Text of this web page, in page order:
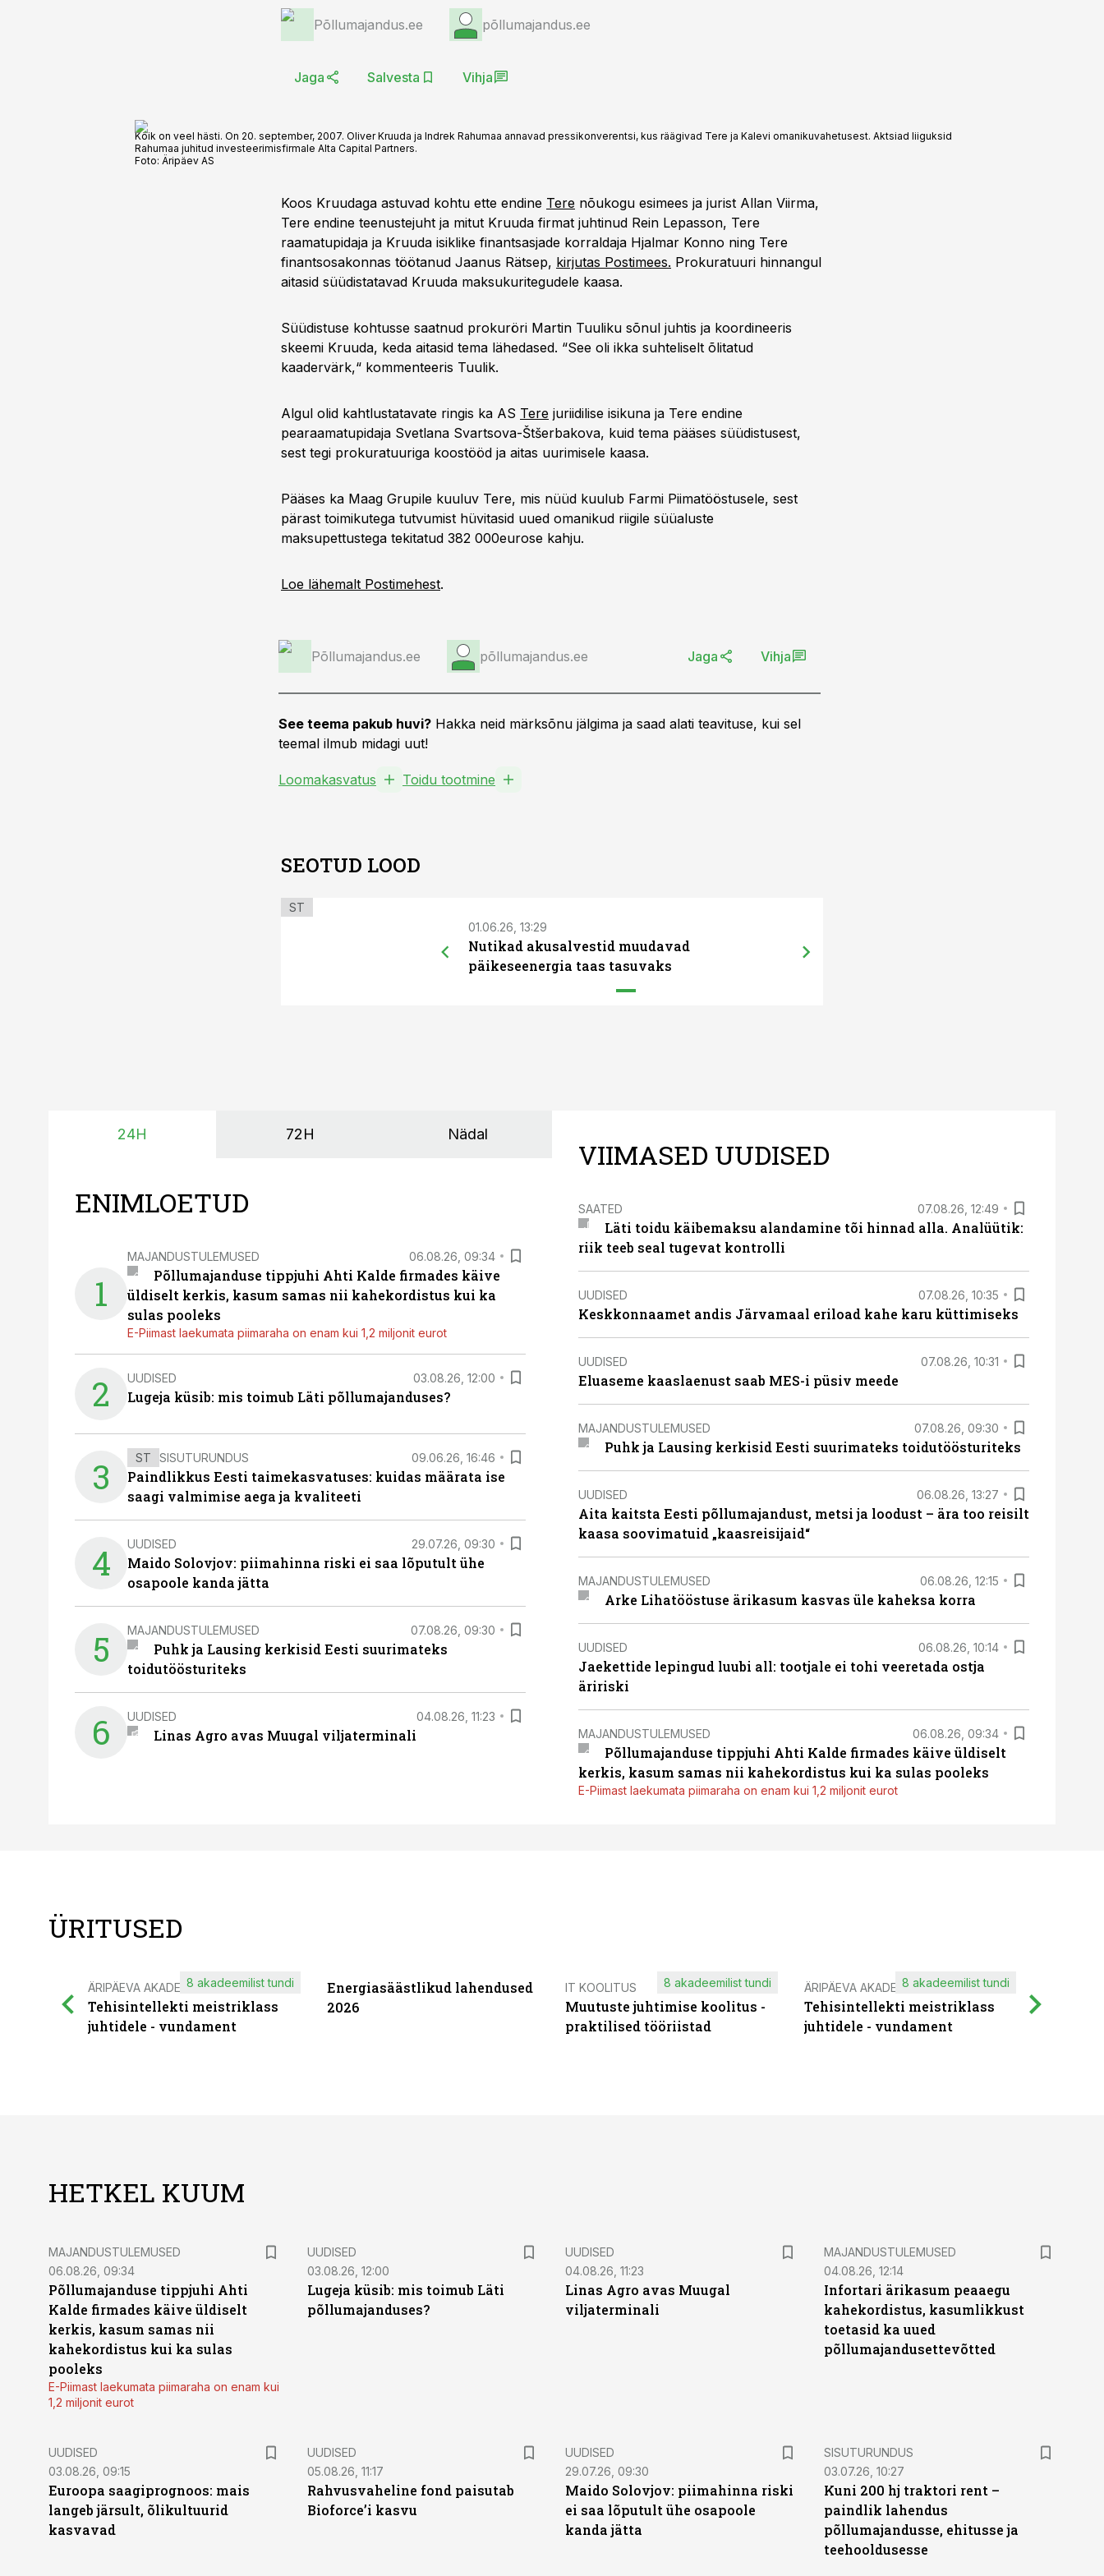
Põllumajandus.ee põllumajandus.ee
Jaga Salvesta Vihja
Kõik on veel hästi. On 20. september, 2007. Oliver Kruuda ja Indrek Rahumaa annavad pressikonverentsi, kus räägivad Tere ja Kalevi omanikuvahetusest. Aktsiad liiguksid
Rahumaa juhitud investeerimisfirmale Alta Capital Partners.
Foto: Äripäev AS
Koos Kruudaga astuvad kohtu ette endine Tere nõukogu esimees ja jurist Allan Viirma,
Tere endine teenustejuht ja mitut Kruuda firmat juhtinud Rein Lepasson, Tere
raamatupidaja ja Kruuda isiklike finantsasjade korraldaja Hjalmar Konno ning Tere
finantsosakonnas töötanud Jaanus Rätsep, kirjutas Postimees. Prokuratuuri hinnangul
aitasid süüdistatavad Kruuda maksukuritegudele kaasa.
Süüdistuse kohtusse saatnud prokuröri Martin Tuuliku sõnul juhtis ja koordineeris
skeemi Kruuda, keda aitasid tema lähedased. “See oli ikka suhteliselt õlitatud
kaadervärk,“ kommenteeris Tuulik.
Algul olid kahtlustatavate ringis ka AS Tere juriidilise isikuna ja Tere endine
pearaamatupidaja Svetlana Svartsova-Štšerbakova, kuid tema pääses süüdistusest,
sest tegi prokuratuuriga koostööd ja aitas uurimisele kaasa.
Pääses ka Maag Grupile kuuluv Tere, mis nüüd kuulub Farmi Piimatööstusele, sest
pärast toimikutega tutvumist hüvitasid uued omanikud riigile süüaluste
maksupettustega tekitatud 382 000eurose kahju.
Loe lähemalt Postimehest.
Põllumajandus.ee põllumajandus.ee Jaga Vihja
See teema pakub huvi? Hakka neid märksõnu jälgima ja saad alati teavituse, kui sel
teemal ilmub midagi uut!
Loomakasvatus Toidu tootmine
SEOTUD LOOD
ST
01.06.26, 13:29
Nutikad akusalvestid muudavad
päikeseenergia taas tasuvaks
24H 72H Nädal
ENIMLOETUD
1
MAJANDUSTULEMUSED 06.08.26, 09:34
Põllumajanduse tippjuhi Ahti Kalde firmades käive
üldiselt kerkis, kasum samas nii kahekordistus kui ka
sulas pooleks
E-Piimast laekumata piimaraha on enam kui 1,2 miljonit eurot
2 UUDISED 03.08.26, 12:00
Lugeja küsib: mis toimub Läti põllumajanduses?
3 ST SISUTURUNDUS 09.06.26, 16:46
Paindlikkus Eesti taimekasvatuses: kuidas määrata ise
saagi valmimise aega ja kvaliteeti
4 UUDISED 29.07.26, 09:30
Maido Solovjov: piimahinna riski ei saa lõputult ühe
osapoole kanda jätta
5 MAJANDUSTULEMUSED 07.08.26, 09:30
Puhk ja Lausing kerkisid Eesti suurimateks
toidutöösturiteks
6 UUDISED 04.08.26, 11:23
Linas Agro avas Muugal viljaterminali
VIIMASED UUDISED
SAATED 07.08.26, 12:49
Läti toidu käibemaksu alandamine tõi hinnad alla. Analüütik:
riik teeb seal tugevat kontrolli
UUDISED 07.08.26, 10:35
Keskkonnaamet andis Järvamaal eriload kahe karu küttimiseks
UUDISED 07.08.26, 10:31
Eluaseme kaaslaenust saab MES-i püsiv meede
MAJANDUSTULEMUSED 07.08.26, 09:30
Puhk ja Lausing kerkisid Eesti suurimateks toidutöösturiteks
UUDISED 06.08.26, 13:27
Aita kaitsta Eesti põllumajandust, metsi ja loodust – ära too reisilt
kaasa soovimatuid „kaasreisijaid“
MAJANDUSTULEMUSED 06.08.26, 12:15
Arke Lihatööstuse ärikasum kasvas üle kaheksa korra
UUDISED 06.08.26, 10:14
Jaekettide lepingud luubi all: tootjale ei tohi veeretada ostja
äririski
MAJANDUSTULEMUSED 06.08.26, 09:34
Põllumajanduse tippjuhi Ahti Kalde firmades käive üldiselt
kerkis, kasum samas nii kahekordistus kui ka sulas pooleks
E-Piimast laekumata piimaraha on enam kui 1,2 miljonit eurot
ÜRITUSED
ÄRIPÄEVA AKADEEMIA
Tehisintellekti meistriklass
juhtidele - vundament
8 akadeemilist tundi
Energiasäästlikud lahendused
2026
IT KOOLITUS
Muutuste juhtimise koolitus -
praktilised tööriistad
8 akadeemilist tundi ÄRIPÄEVA AKADEEMIA
Tehisintellekti meistriklass
juhtidele - vundament
8 akadeemilist tundi
HETKEL KUUM
MAJANDUSTULEMUSED
06.08.26, 09:34
Põllumajanduse tippjuhi Ahti
Kalde firmades käive üldiselt
kerkis, kasum samas nii
kahekordistus kui ka sulas
pooleks
E-Piimast laekumata piimaraha on enam kui
1,2 miljonit eurot
UUDISED
03.08.26, 12:00
Lugeja küsib: mis toimub Läti
põllumajanduses?
UUDISED
04.08.26, 11:23
Linas Agro avas Muugal
viljaterminali
MAJANDUSTULEMUSED
04.08.26, 12:14
Infortari ärikasum peaaegu
kahekordistus, kasumlikkust
toetasid ka uued
põllumajandusettevõtted
UUDISED
03.08.26, 09:15
Euroopa saagiprognoos: mais
langeb järsult, õlikultuurid
kasvavad
UUDISED
05.08.26, 11:17
Rahvusvaheline fond paisutab
Bioforce’i kasvu
UUDISED
29.07.26, 09:30
Maido Solovjov: piimahinna riski
ei saa lõputult ühe osapoole
kanda jätta
ST
SISUTURUNDUS
03.07.26, 10:27
Kuni 200 hj traktori rent –
paindlik lahendus
põllumajandusse, ehitusse ja
teehooldusesse